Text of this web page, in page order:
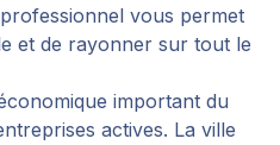
vous permet
et de rayonner sur tout le
important du
actives. La ville